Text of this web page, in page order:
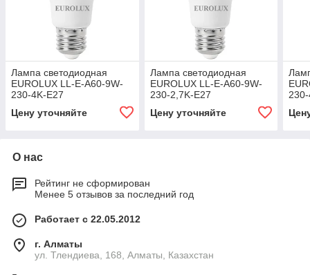
Лампа светодиодная
EUROLUX LL-E-A60-9W-
230-4K-E27
Цену уточняйте
Лампа светодиодная
EUROLUX LL-E-A60-9W-
230-2,7K-E27
Цену уточняйте
О нас
Рейтинг не сформирован
Менее 5 отзывов за последний год
Работает с 22.05.2012
г. Алматы
ул. Тлендиева, 168, Алматы, Казахстан